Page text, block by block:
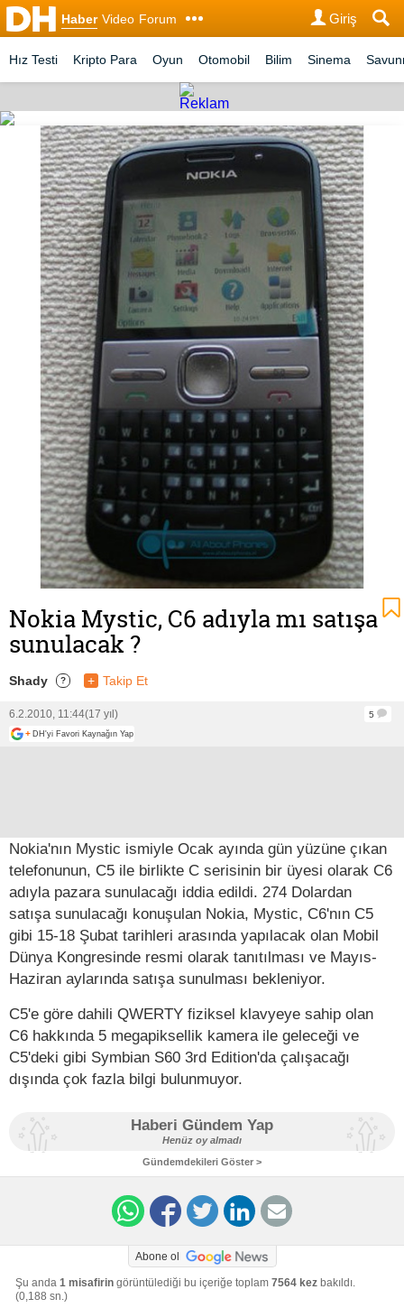
Haber Video Forum Giriş
Hız Testi Kripto Para Oyun Otomobil Bilim Sinema
Nokia Mystic, C6 adıyla mı satışa
sunulacak ?
Shady ? + Takip Et
6.2.2010, 11:44(17 yıl)
5
+ DH'yi Favori Kaynağın Yap
Nokia'nın Mystic ismiyle Ocak ayında gün yüzüne çıkan
telefonunun, C5 ile birlikte C serisinin bir üyesi olarak C6
adıyla pazara sunulacağı iddia edildi. 274 Dolardan
satışa sunulacağı konuşulan Nokia, Mystic, C6'nın C5
gibi 15-18 Şubat tarihleri arasında yapılacak olan Mobil
Dünya Kongresinde resmi olarak tanıtılması ve Mayıs-
Haziran aylarında satışa sunulması bekleniyor.
C5'e göre dahili QWERTY fiziksel klavyeye sahip olan
C6 hakkında 5 megapiksellik kamera ile geleceği ve
C5'deki gibi Symbian S60 3rd Edition'da çalışacağı
dışında çok fazla bilgi bulunmuyor.
Haberi Gündem Yap
Henüz oy almadı
Gündemdekileri Göster >
Abone ol
Şu anda 1 misafirin görüntülediği bu içeriğe toplam 7564 kez bakıldı.
(0,188 sn.)